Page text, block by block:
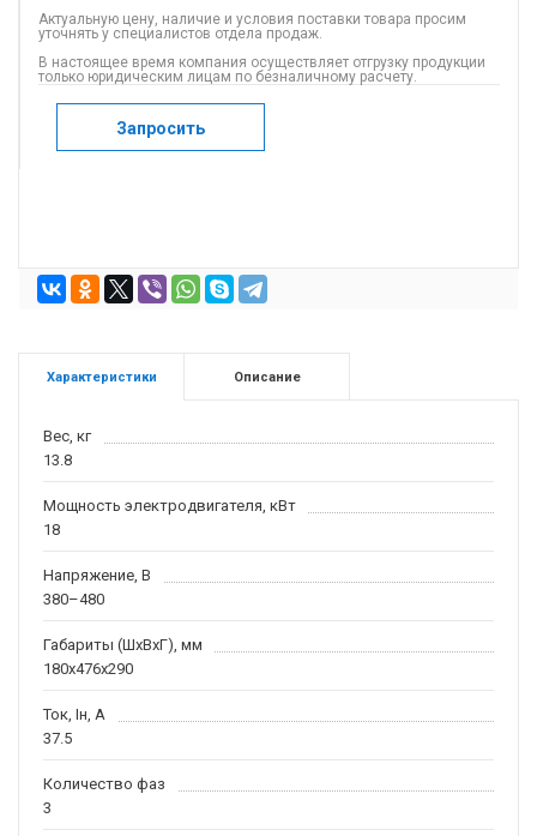
Актуальную цену, наличие и условия поставки товара просим
уточнять у специалистов отдела продаж.
В настоящее время компания осуществляет отгрузку продукции
только юридическим лицам по безналичному расчету.
Запросить
Характеристики Описание
Вес, кг
13.8
Мощность электродвигателя, кВт
18
Напряжение, В
380–480
Габариты (ШхВхГ), мм
180x476x290
Ток, Iн, А
37.5
Количество фаз
3